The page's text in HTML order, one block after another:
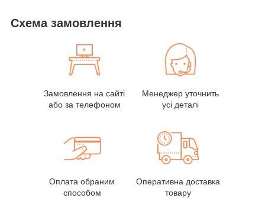
Схема замовлення
Замовлення на сайті
або за телефоном
Менеджер уточнить
усі деталі
Оплата обраним
способом
Оперативна доставка
товару